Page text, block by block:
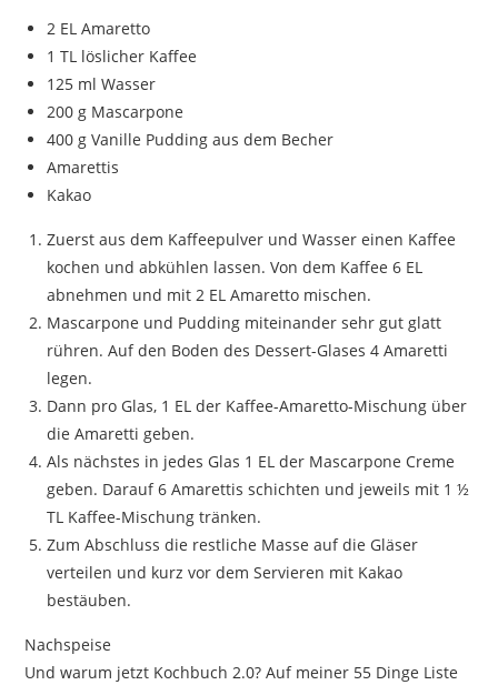
2 EL Amaretto
1 TL löslicher Kaffee
125 ml Wasser
200 g Mascarpone
400 g Vanille Pudding aus dem Becher
Amarettis
Kakao
Zuerst aus dem Kaffeepulver und Wasser einen Kaffee
kochen und abkühlen lassen. Von dem Kaffee 6 EL
abnehmen und mit 2 EL Amaretto mischen.
Mascarpone und Pudding miteinander sehr gut glatt
rühren. Auf den Boden des Dessert-Glases 4 Amaretti
legen.
Dann pro Glas, 1 EL der Kaffee-Amaretto-Mischung über
die Amaretti geben.
Als nächstes in jedes Glas 1 EL der Mascarpone Creme
geben. Darauf 6 Amarettis schichten und jeweils mit 1 ½
TL Kaffee-Mischung tränken.
Zum Abschluss die restliche Masse auf die Gläser
verteilen und kurz vor dem Servieren mit Kakao
bestäuben.
Nachspeise
Und warum jetzt Kochbuch 2.0? Auf meiner 55 Dinge Liste